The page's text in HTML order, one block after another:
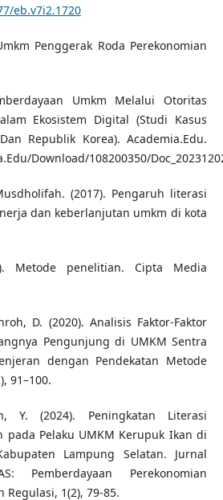
eb.v7i2.1720
Penggerak Roda Perekonomian
Umkm Melalui Otoritas
Ekosistem Digital (Studi Kasus
Republik Korea). Academia.Edu.
Download/108200350/
(2017). Pengaruh literasi
dan keberlanjutan umkm di kota
Metode penelitian. Cipta Media
D. (2020). Analisis Faktor-Faktor
Pengunjung di UMKM Sentra
dengan Pendekatan Metode
91–100.
Y. (2024). Peningkatan Literasi
pada Pelaku UMKM Kerupuk Ikan di
Lampung Selatan. Jurnal
Pemberdayaan Perekonomian
Regulasi, 1(2), 79-85.